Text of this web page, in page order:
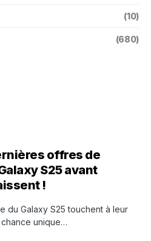
(10)
(680)
offres de
S25 avant
!
du Galaxy S25 touchent à leur
unique…